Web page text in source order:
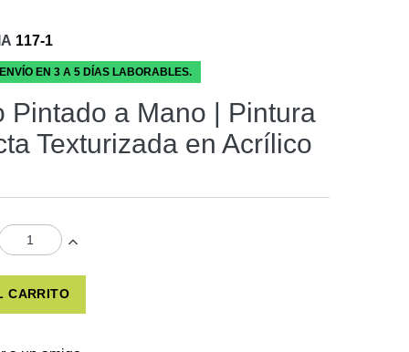
117-1
EN 3 A 5 DÍAS LABORABLES.
Pintado a Mano | Pintura
Texturizada en Acrílico
CARRITO